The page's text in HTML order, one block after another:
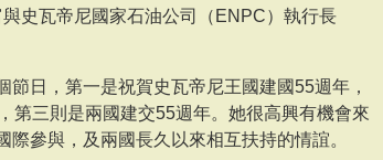
史瓦帝尼國家石油公司（ENPC）執行長
日，第一是祝賀史瓦帝尼王國建國55週年，
第三則是兩國建交55週年。她很高興有機會來
參與，及兩國長久以來相互扶持的情誼。